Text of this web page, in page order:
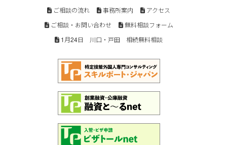
ご相談の流れ
事務所案内
アクセス
ご相談・お問い合わせ
無料相談フォーム
1月24日 川口・戸田 相続無料相談